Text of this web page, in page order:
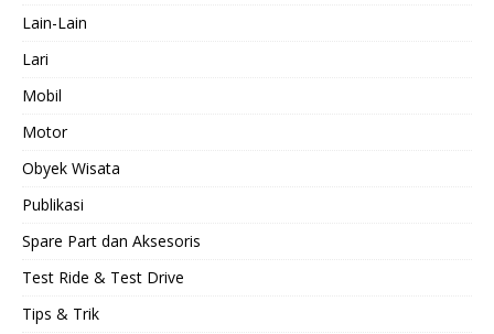
Lain-Lain
Lari
Mobil
Motor
Obyek Wisata
Publikasi
Spare Part dan Aksesoris
Test Ride & Test Drive
Tips & Trik